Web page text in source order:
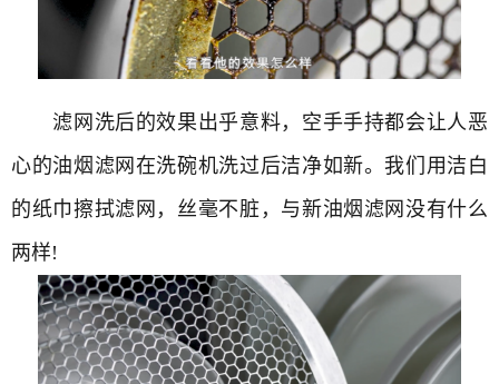
滤网洗后的效果出乎意料，空手手持都会让人恶
心的油烟滤网在洗碗机洗过后洁净如新。我们用洁白
的纸巾擦拭滤网，丝毫不脏，与新油烟滤网没有什么
两样!